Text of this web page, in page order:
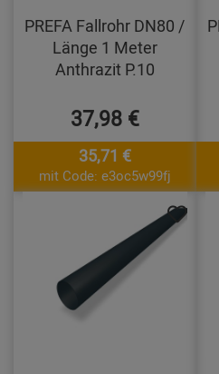
PREFA Fallrohr DN80 /
Länge 1 Meter
Anthrazit P.10
37,98 €
35,71 €
mit Code: e3oc5w99fj